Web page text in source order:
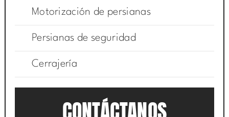
Motorización de persianas
Persianas de seguridad
Cerrajería